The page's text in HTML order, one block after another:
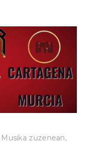
Musika zuzenean,